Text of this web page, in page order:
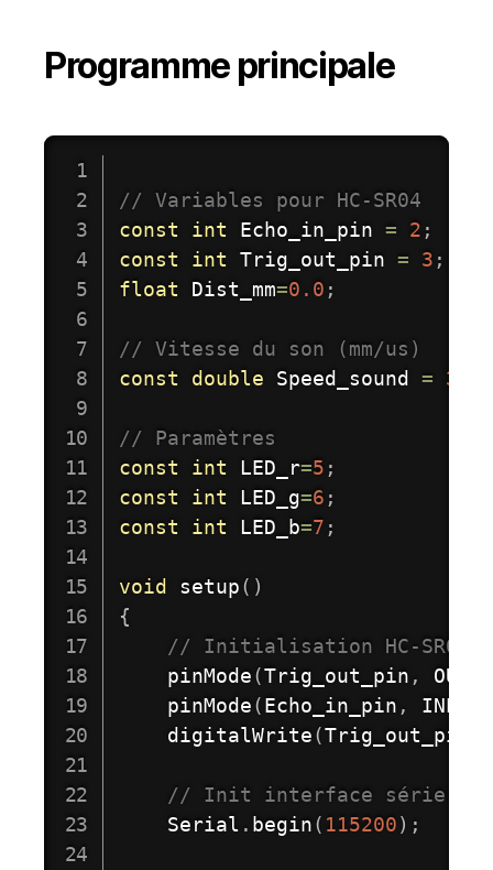
Programme principale
// Variables pour HC-SR04
const
int Echo_in_pin = 2 ;
const
int Trig_out_pin = 3 ;
float
Dist_mm=0.0 ;
// Vitesse du son (mm/us)
const
double Speed_sound =
// Paramètres
const
int LED_r=5 ;
const
int LED_g=6 ;
const
int LED_b=7 ;
void setup( )
{
// Initialisation HC-SR04
pinMode(Trig_out_pin ,
pinMode(Echo_in_pin , INPUT
digitalWrite(Trig_out_pin
// Init interface série
    Serial
. begin( 115200) ;